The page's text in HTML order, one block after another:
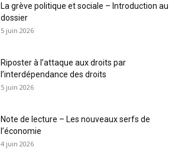
La grève politique et sociale – Introduction au
dossier
5 juin 2026
Riposter à l’attaque aux droits par
l’interdépendance des droits
5 juin 2026
Note de lecture – Les nouveaux serfs de
l’économie
4 juin 2026